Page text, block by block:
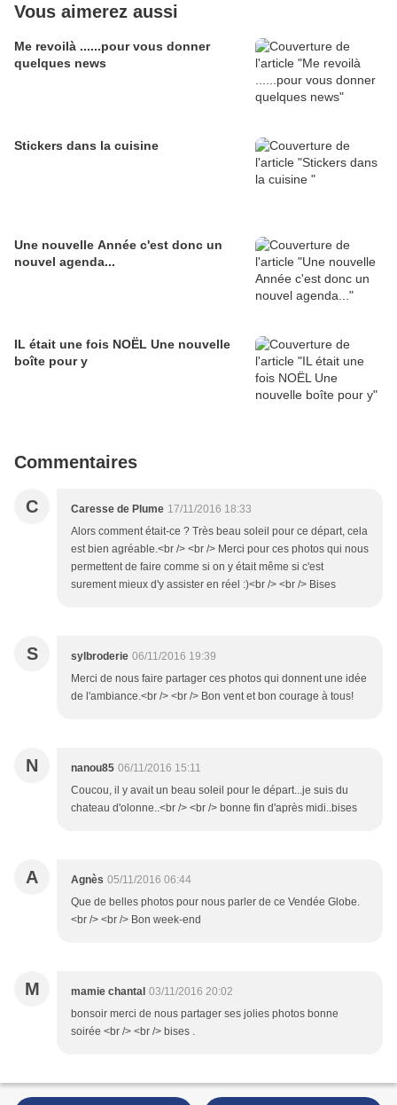
Vous aimerez aussi
Me revoilà ......pour vous donner
quelques news
Stickers dans la cuisine
Une nouvelle Année c'est donc un
nouvel agenda...
IL était une fois NOËL Une nouvelle
boîte pour y
Commentaires
C Caresse de Plume 17/11/2016 18:33
Alors comment était-ce ? Très beau soleil pour ce départ, cela
est bien agréable.<br /> <br /> Merci pour ces photos qui nous
permettent de faire comme si on y était même si c'est
surement mieux d'y assister en réel :)<br /> <br /> Bises
S sylbroderie 06/11/2016 19:39
Merci de nous faire partager ces photos qui donnent une idée
de l'ambiance.<br /> <br /> Bon vent et bon courage à tous!
N nanou85 06/11/2016 15:11
Coucou, il y avait un beau soleil pour le départ...je suis du
chateau d'olonne..<br /> <br /> bonne fin d'après midi..bises
A Agnès 05/11/2016 06:44
Que de belles photos pour nous parler de ce Vendée Globe.
<br /> <br /> Bon week-end
M mamie chantal 03/11/2016 20:02
bonsoir merci de nous partager ses jolies photos bonne
soirée <br /> <br /> bises .